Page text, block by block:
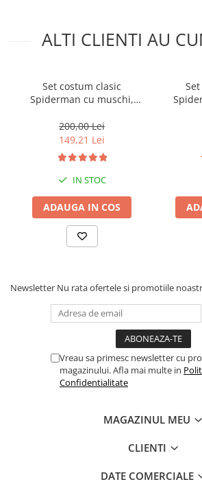
ALTI CLIENTI AU
Set costum clasic
Spiderman cu muschi,
masca LED, 100-110 cm, 3-5
ani
200,00 Lei
149,21 Lei
IN STOC
ADAUGA IN COS
masca
Newsletter Nu rata ofertele si promotiile
Vreau sa primesc newsletter cu
magazinului. Afla mai multe in
Confidentialitate
MAGAZINUL MEU
CLIENTI
DATE COMERCIALE